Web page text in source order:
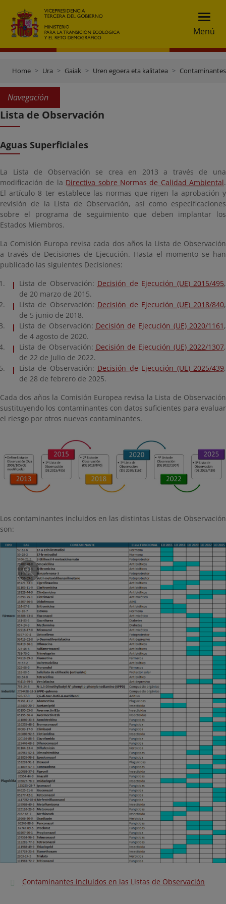
Menú
Home Ura Gaiak Uren egoera eta kalitatea
Navegación
Lista de Observación
Aguas Superficiales
La Lista de Observación se crea en 2013 a través de una
modificación de la Directiva sobre Normas de Calidad Ambiental.
El artículo 8 ter establece las normas que rigen la aprobación y
revisión de la Lista de Observación, así como especificaciones
sobre el programa de seguimiento que deben implantar los
Estados Miembros.
La Comisión Europa revisa cada dos años la Lista de Observación
a través de Decisiones de Ejecución. Hasta el momento se han
publicado las siguientes Decisiones:
Lista de Observación: Decisión de Ejecución (UE) 2015/495,
de 20 marzo de 2015.
Lista de Observación: Decisión de Ejecución (UE) 2018/840,
de 5 junio de 2018.
Lista de Observación: Decisión de Ejecución (UE) 2020/1161 ,
de 4 agosto de 2020.
Lista de Observación: Decisión de Ejecución (UE) 2022/1307,
de 22 de Julio de 2022.
Lista de Observación: Decisión de Ejecución (UE) 2025/439,
de 28 de febrero de 2025.
Cada dos años la Comisión Europea revisa la Lista de Observación
sustituyendo los contaminantes con datos suficientes para evaluar
el riesgo por otros nuevos contaminantes.
Los contaminantes incluidos en las distintas Listas de Observación
son:
Contaminantes incluidos en las Listas de Observación